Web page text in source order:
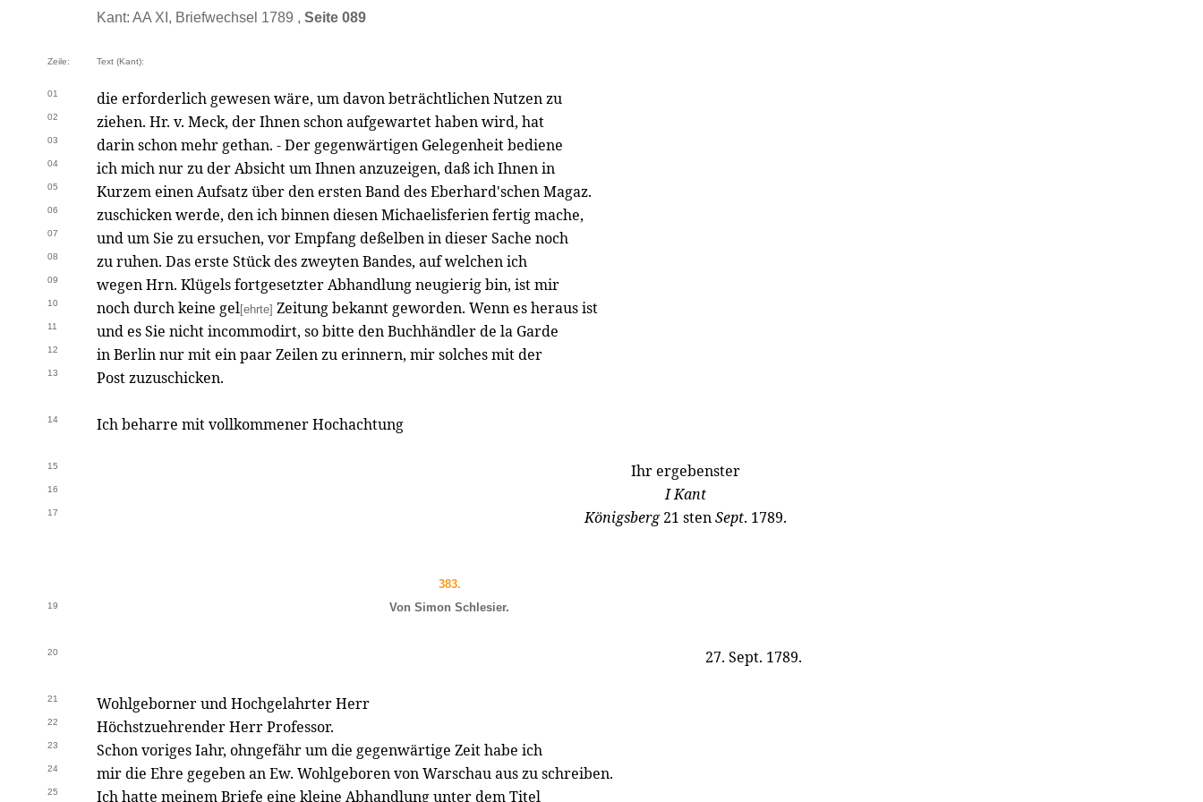
Kant: AA XI, Briefwechsel 1789 , Seite 089
Zeile: Text (Kant):
01 die erforderlich gewesen wäre, um davon beträchtlichen Nutzen zu
02 ziehen. Hr. v. Meck, der Ihnen schon aufgewartet haben wird, hat
03 darin schon mehr gethan. - Der gegenwärtigen Gelegenheit bediene
04 ich mich nur zu der Absicht um Ihnen anzuzeigen, daß ich Ihnen in
05 Kurzem einen Aufsatz über den ersten Band des Eberhard'schen Magaz.
06 zuschicken werde, den ich binnen diesen Michaelisferien fertig mache,
07 und um Sie zu ersuchen, vor Empfang deßelben in dieser Sache noch
08 zu ruhen. Das erste Stück des zweyten Bandes, auf welchen ich
09 wegen Hrn. Klügels fortgesetzter Abhandlung neugierig bin, ist mir
10 noch durch keine gel[ehrte] Zeitung bekannt geworden. Wenn es heraus ist
11 und es Sie nicht incommodirt, so bitte den Buchhändler de la Garde
12 in Berlin nur mit ein paar Zeilen zu erinnern, mir solches mit der
13 Post zuzuschicken.
14 Ich beharre mit vollkommener Hochachtung
15 Ihr ergebenster
16 I Kant
17 Königsberg21 stenSept. 1789.
383.
19 Von Simon Schlesier.
20 27. Sept. 1789.
21 Wohlgeborner und Hochgelahrter Herr
22 Höchstzuehrender Herr Professor.
23 Schon voriges Iahr, ohngefähr um die gegenwärtige Zeit habe ich
24 mir die Ehre gegeben an Ew. Wohlgeboren von Warschau aus zu schreiben.
25 Ich hatte meinem Briefe eine kleine Abhandlung unter dem Titel